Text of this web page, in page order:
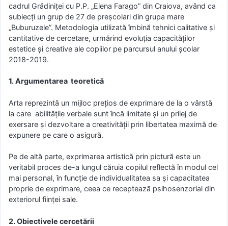
cadrul Grădiniței cu P.P. „Elena Farago” din Craiova, având ca
subiecți un grup de 27 de preșcolari din grupa mare
„Buburuzele”. Metodologia utilizată îmbină tehnici calitative și
cantitative de cercetare, urmărind evoluția capacităților
estetice și creative ale copiilor pe parcursul anului școlar
2018-2019.
1. Argumentarea teoretică
Arta reprezintă un mijloc preţios de exprimare de la o vârstă
la care abilităţile verbale sunt încă limitate şi un prilej de
exersare şi dezvoltare a creativităţii prin libertatea maximă de
expunere pe care o asigură.
Pe de altă parte, exprimarea artistică prin pictură este un
veritabil proces de-a lungul căruia copilul reflectă în modul cel
mai personal, în funcţie de individualitatea sa şi capacitatea
proprie de exprimare, ceea ce receptează psihosenzorial din
exteriorul fiinţei sale.
2. Obiectivele cercetării